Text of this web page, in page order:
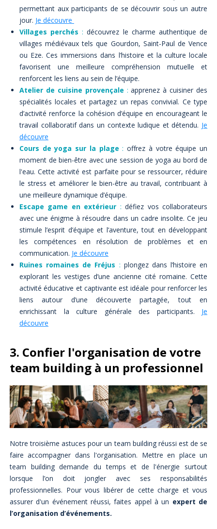
permettant aux participants de se découvrir sous un autre
jour. Je découvre
Villages perchés : découvrez le charme authentique de
villages médiévaux tels que Gourdon, Saint-Paul de Vence
ou Eze. Ces immersions dans l’histoire et la culture locale
favorisent une meilleure compréhension mutuelle et
renforcent les liens au sein de l’équipe.
Atelier de cuisine provençale : apprenez à cuisiner des
spécialités locales et partagez un repas convivial. Ce type
d’activité renforce la cohésion d’équipe en encourageant le
travail collaboratif dans un contexte ludique et détendu. Je
découvre
Cours de yoga sur la plage : offrez à votre équipe un
moment de bien-être avec une session de yoga au bord de
l'eau. Cette activité est parfaite pour se ressourcer, réduire
le stress et améliorer le bien-être au travail, contribuant à
une meilleure dynamique d’équipe.
Escape game en extérieur :défiez vos collaborateurs
avec une énigme à résoudre dans un cadre insolite. Ce jeu
stimule l’esprit d’équipe et l’aventure, tout en développant
les compétences en résolution de problèmes et en
communication. Je découvre
Ruines romaines de Fréjus : plongez dans l’histoire en
explorant les vestiges d’une ancienne cité romaine. Cette
activité éducative et captivante est idéale pour renforcer les
liens autour d’une découverte partagée, tout en
enrichissant la culture générale des participants. Je
découvre
3. Confier l'organisation de votre
team building à un professionnel
Notre troisième astuces pour un team building réussi est de se
faire accompagner dans l'organisation. Mettre en place un
team building demande du temps et de l'énergie surtout
lorsque l’on doit jongler avec ses responsabilités
professionnelles. Pour vous libérer de cette charge et vous
assurer d'un événement réussi, faites appel à un expert de
l’organisation d’événements.